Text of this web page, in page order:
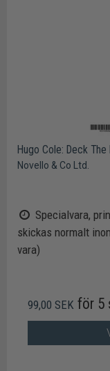
Hugo Cole: Deck The
Novello & Co Ltd.
Specialvara,
skickas normalt
vara)
99,00 SEK för 5